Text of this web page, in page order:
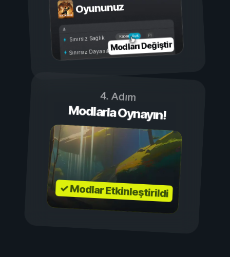
Oyununuz
Açık
Kapalı
Sınırsız Sağlık
Sınırsız DayanıklılıkModları Değiştir
4. Adım
Modlarla Oynayın!
✓ Modlar Etkinleştirildi